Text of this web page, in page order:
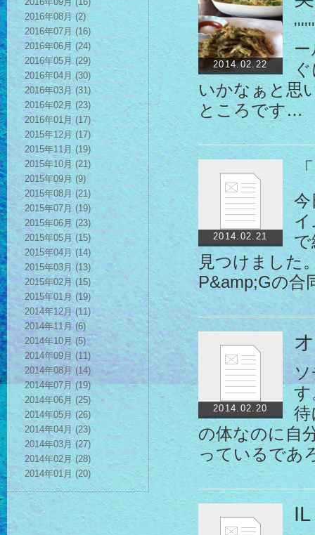
2014.02.22
ー
ぐ
いかなぁと思
ところです…
2014.02.21
今
見つけました
P&amp;Gの
2014.02.20
ソ
す
待
の体なのに自
っているであ
2016年08月 (2)
2016年07月 (16)
2016年06月 (24)
2016年05月 (29)
2016年04月 (30)
2016年03月 (31)
2016年02月 (23)
2016年01月 (17)
2015年12月 (17)
2015年11月 (19)
2015年10月 (21)
2015年09月 (9)
2015年08月 (21)
2015年07月 (19)
2015年06月 (23)
2015年05月 (15)
2015年04月 (14)
2015年03月 (13)
2015年02月 (15)
2015年01月 (19)
2014年12月 (11)
2014年11月 (6)
2014年10月 (5)
2014年09月 (11)
2014年08月 (14)
2014年07月 (19)
2014年06月 (25)
2014年05月 (26)
2014年04月 (23)
2014年03月 (27)
2014年02月 (28)
2014年01月 (20)